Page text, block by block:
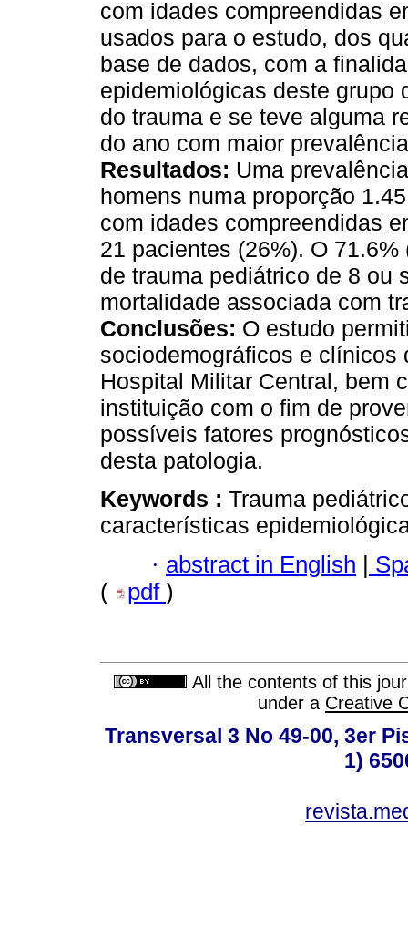
com idades compreendidas
usados para o estudo, dos
base de dados, com a
epidemiológicas deste grupo
do trauma e se teve alguma
do ano com maior
Resultados: Uma
homens numa proporção
com idades compreendidas
21 pacientes (26%). O
de trauma pediátrico de 8 ou
mortalidade associada com
Conclusões: O estudo
sociodemográficos e clínicos
Hospital Militar Central, bem
instituição com o fim de
possíveis fatores
desta patologia.
Keywords : Trauma
características
· abstract in English |
(
pdf )
All the contents of this
under a Creative
Transversal 3 No 49-00, 3er
1)